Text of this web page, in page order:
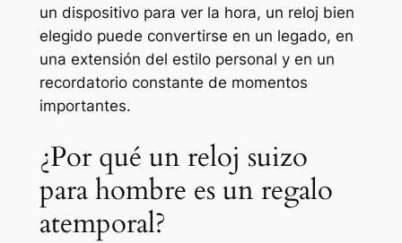
un dispositivo para ver la hora, un reloj bien
elegido puede convertirse en un legado, en
una extensión del estilo personal y en un
recordatorio constante de momentos
importantes.
¿Por qué un reloj suizo
para hombre es un regalo
atemporal?